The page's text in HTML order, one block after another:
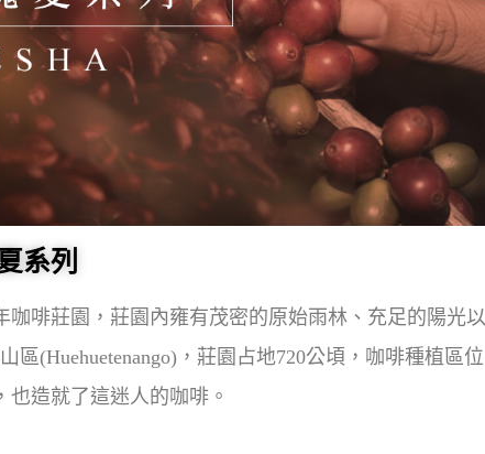
系列
啡莊園，莊園內雍有茂密的原始雨林、充足的陽光以
(Huehuetenango)，莊園占地720公頃，咖啡種植區位
也造就了這迷人的咖啡。